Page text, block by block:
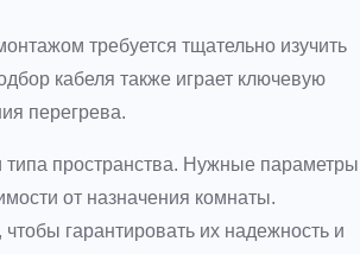
требуется тщательно изучить
кабеля также играет ключевую
перегрева.
типа пространства. Нужные параметры
от назначения комнаты.
гарантировать их надежность и